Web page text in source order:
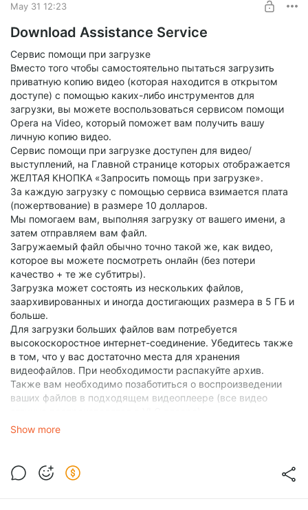
May 31 12:23
Download Assistance Service
Сервис помощи при загрузке
Вместо того чтобы самостоятельно пытаться загрузить
приватную копию видео (которая находится в открытом
доступе) с помощью каких-либо инструментов для
загрузки, вы можете воспользоваться сервисом помощи
Opera на Video, который поможет вам получить вашу
личную копию видео.
Сервис помощи при загрузке доступен для видео/
выступлений, на Главной странице которых отображается
ЖЕЛТАЯ КНОПКА «Запросить помощь при загрузке».
За каждую загрузку с помощью сервиса взимается плата
(пожертвование) в размере 10 долларов.
Мы помогаем вам, выполняя загрузку от вашего имени, а
затем отправляем вам файл.
Загружаемый файл обычно точно такой же, как видео,
которое вы можете посмотреть онлайн (без потери
качество + те же субтитры).
Загрузка может состоять из нескольких файлов,
заархивированных и иногда достигающих размера в 5 ГБ и
больше.
Для загрузки больших файлов вам потребуется
высокоскоростное интернет-соединение. Убедитесь также
в том, что у вас достаточно места для хранения
видеофайлов. При необходимости распакуйте архив.
Также вам необходимо позаботиться о воспроизведении
ваших файлов в подходящем видеоплеере (все видео
В случае технических вопросов, пожалуйста, напишите
ОЧЕНЬ ВАЖНО! Дополнительная информация: Введите
название выступления (так как оно отображается на
Show more